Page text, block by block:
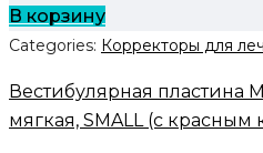
В корзину
Categories: Корректоры для
Вестибулярная пластина
мягкая, SMALL (с красным